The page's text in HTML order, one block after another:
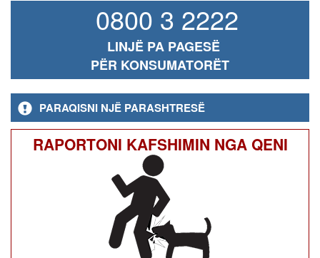
0800 3 2222
LINJË PA PAGESË
PËR KONSUMATORËT
PARAQISNI NJË PARASHTRESË
RAPORTONI KAFSHIMIN NGA QENI